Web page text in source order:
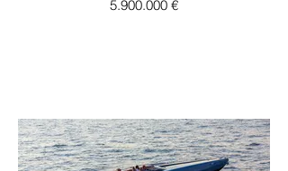
5.900.000 €